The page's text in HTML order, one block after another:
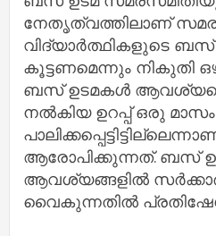
നേതൃത്വത്തിലാണ്
വിദ്യാർത്ഥികളുടെ
കൂട്ടണമെന്നും നികുതി
ബസ് ഉടമകൾ
നൽകിയ ഉറപ്പ് ഒരു മാസം
ആരോപിക്കുന്നത്. ബസ്
ആവശ്യങ്ങളിൽ
വൈകുന്നതിൽ